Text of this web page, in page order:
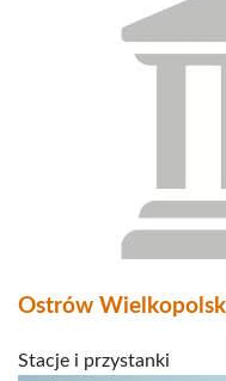
Ostrów
Stacje i przystanki